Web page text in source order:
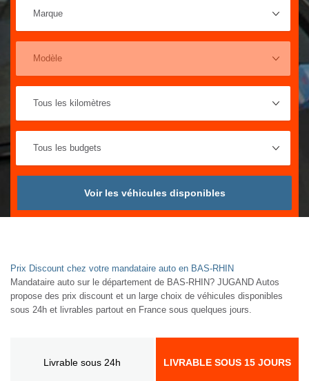
Voir les véhicules disponibles
Prix Discount chez votre mandataire auto en BAS-RHIN
Mandataire auto sur le département de BAS-RHIN? JUGAND Autos
propose des prix discount et un large choix de véhicules disponibles
sous 24h et livrables partout en France sous quelques jours.
Livrable sous 24h LIVRABLE SOUS 15 JOURS